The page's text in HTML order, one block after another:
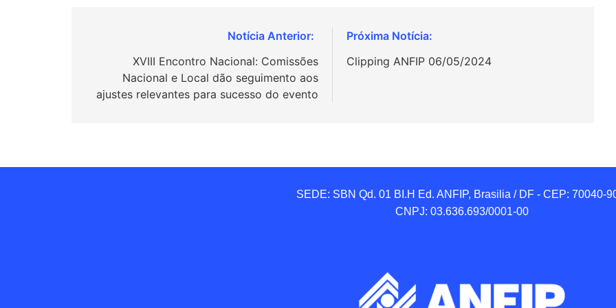
Post
XVIII Encontro Nacional: Comissões
Nacional e Local dão seguimento aos
ajustes relevantes para sucesso do evento
Clipping ANFIP 06/05/2024
SEDE: SBN Qd. 01 BI.H Ed. ANFIP, Brasilia / DF - CEP: 70040-
CNPJ: 03.636.693/0001-00